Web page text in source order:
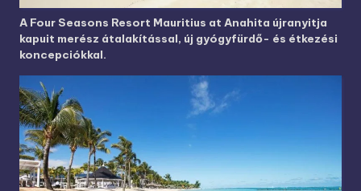
A Four Seasons Resort Mauritius at Anahita újranyitja
kapuit merész átalakítással, új gyógyfürdő- és étkezési
koncepciókkal.